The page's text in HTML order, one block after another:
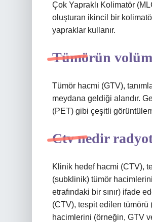
Çok Yapraklı Kolimatör
oluşturan ikincil bir
yapraklar kullanır.
Tümörün
Tümör hacmi (GTV),
meydana geldiği alandır.
(PET) gibi çeşitli
Ctv nedir
Klinik hedef hacmi (CTV),
(subklinik) tümör
etrafındaki bir sınır) ifade
(CTV), tespit edilen
hacimlerini (örneğin, GTV